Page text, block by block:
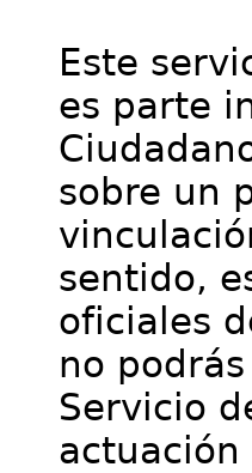
Este
es parte
sobre un
sentido,
oficiales
no
Servicio